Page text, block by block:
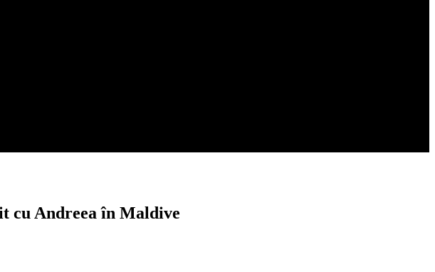
cu Andreea în Maldive